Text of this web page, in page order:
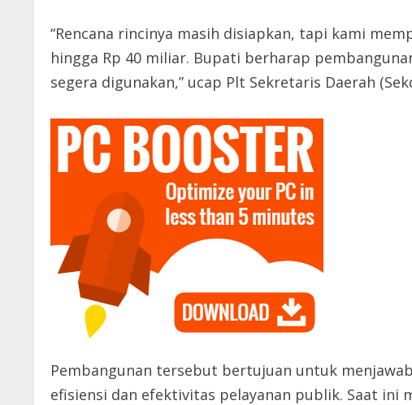
“Rencana rincinya masih disiapkan, tapi kami
hingga Rp 40 miliar. Bupati berharap
segera digunakan,” ucap Plt Sekretaris Daerah
Pembangunan tersebut bertujuan untuk
efisiensi dan efektivitas pelayanan publik. Saat ini